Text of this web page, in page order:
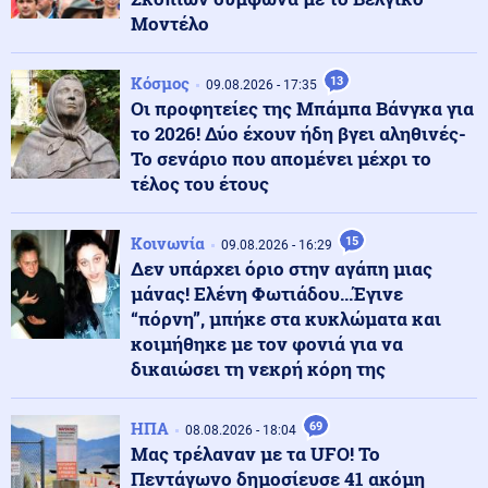
Κοινωνία 09.08.2026 - 23:08
Κυκλοφοριακές ρυθμίσεις στη λεωφόρο Σχιστού, λόγω
εκτέλεσης εργασιών
Ένοπλες Συρράξεις 09.08.2026 - 23:05
Νέες επιθέσεις των Χούθι στην πόλη Μόχα
Πολιτική 09.08.2026 - 23:02
«Ανήσυχο και ασυμβίβαστο πνεύμα»
Μοντέλο
Κόσμος 09.08.2026 - 17:35 13
Οι προφητείες της Μπάμπα Βάνγκα για
το 2026! Δύο έχουν ήδη βγει αληθινές-
Το σενάριο που απομένει μέχρι το
τέλος του έτους
Κοινωνία 09.08.2026 - 16:29 15
Δεν υπάρχει όριο στην αγάπη μιας
μάνας! Ελένη Φωτιάδου...Έγινε
“πόρνη”, μπήκε στα κυκλώματα και
κοιμήθηκε με τον φονιά για να
δικαιώσει τη νεκρή κόρη της
ΗΠΑ 08.08.2026 - 18:04 69
Μας τρέλαναν με τα UFO! Το
Πεντάγωνο δημοσίευσε 41 ακόμη